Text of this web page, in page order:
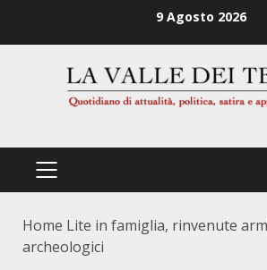
9 Agosto 2026
PRIMÄRES
Home Lite in famiglia, rinvenute
archeologici